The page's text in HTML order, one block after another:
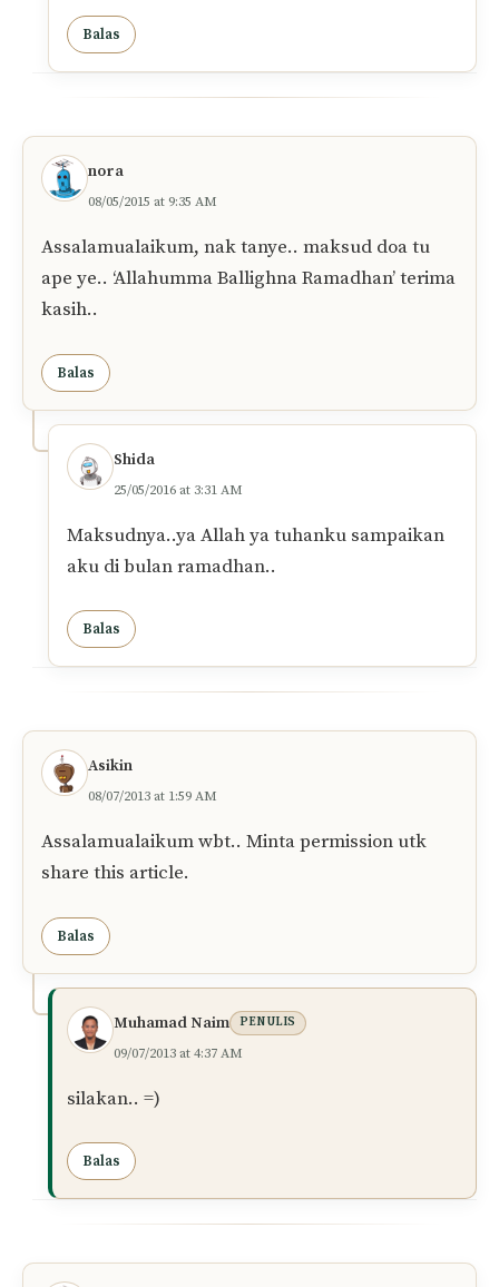
Balas
nora
08/05/2015 at 9:35 AM
Assalamualaikum, nak tanye.. maksud doa tu
ape ye.. ‘Allahumma Ballighna Ramadhan’ terima
kasih..
Balas
Shida
25/05/2016 at 3:31 AM
Maksudnya..ya Allah ya tuhanku sampaikan
aku di bulan ramadhan..
Balas
Asikin
08/07/2013 at 1:59 AM
Assalamualaikum wbt.. Minta permission utk
share this article.
Balas
Muhamad Naim PENULIS
09/07/2013 at 4:37 AM
silakan.. =)
Balas